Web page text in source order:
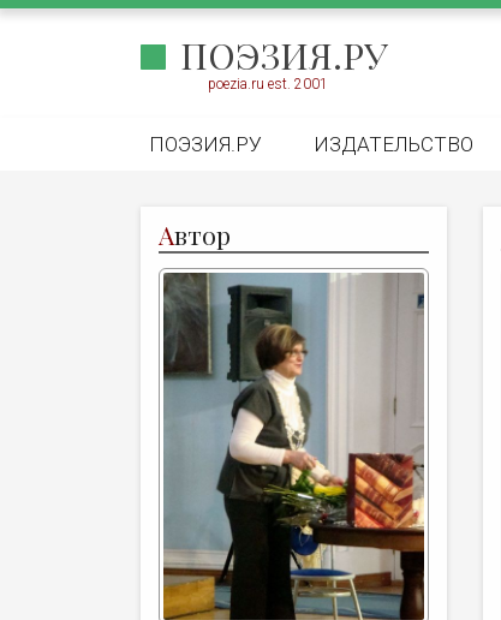
ПОЭЗИЯ.РУ
poezia.ru est. 2001
ПОЭЗИЯ.РУ ИЗДАТЕЛЬСТВО
Автор